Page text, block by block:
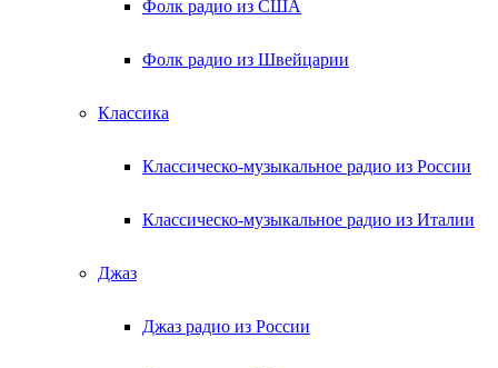
Фолк радио из США
Фолк радио из Швейцарии
Классика
Классическо-музыкальное радио из России
Классическо-музыкальное радио из Италии
Джаз
Джаз радио из России